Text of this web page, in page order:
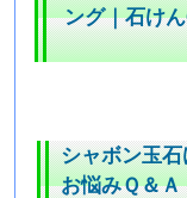
ング｜石け
シャボン玉
お悩みＱ＆